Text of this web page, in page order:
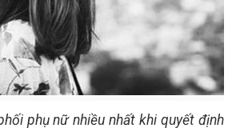
phụ nữ nhiều nhất khi quyết định